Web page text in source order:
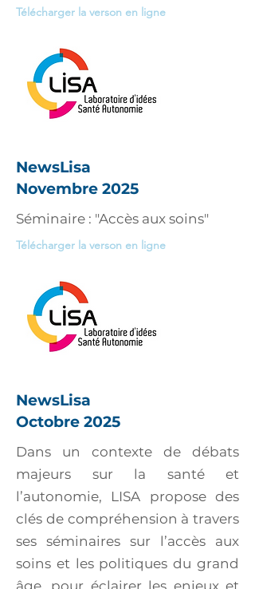
Télécharger la verson en ligne
NewsLisa
Novembre 2025
Séminaire : "Accès aux soins"
Télécharger la verson en ligne
NewsLisa
Octobre 2025
Dans un contexte de débats
majeurs sur la santé et
l’autonomie, LISA propose des
clés de compréhension à travers
ses séminaires sur l’accès aux
soins et les politiques du grand
âge, pour éclairer les enjeux et